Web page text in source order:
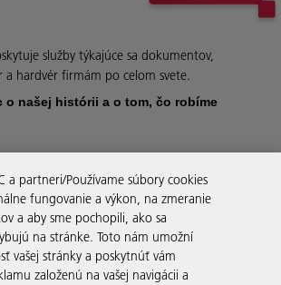
služby týkajúce sa dokumentov,
a hardvér firmám po celom svete.
o našej histórii a o tom, čo robíme
a partneri/Používame súbory cookies
fungovanie a výkon, na zmeranie
a aby sme pochopili, ako sa
na stránke. Toto nám umožní
vašej stránky a poskytnúť vám
založenú na vašej navigácii a